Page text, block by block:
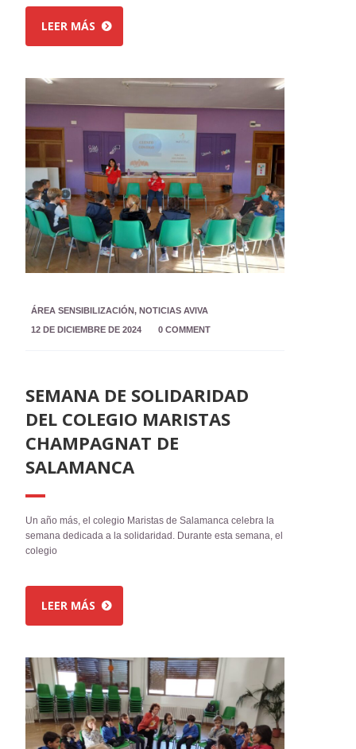
LEER MÁS
ÁREA SENSIBILIZACIÓN,NOTICIAS AVIVA
12 DE DICIEMBRE DE 2024
0 COMMENT
SEMANA DE SOLIDARIDAD
DEL COLEGIO MARISTAS
CHAMPAGNAT DE
SALAMANCA
Un año más, el colegio Maristas de Salamanca celebra la
semana dedicada a la solidaridad. Durante esta semana, el
colegio
LEER MÁS